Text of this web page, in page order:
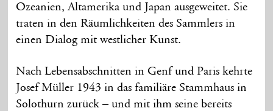
Ozeanien, Altamerika und Japan ausgeweitet. Sie
traten in den Räumlichkeiten des Sammlers in
einen Dialog mit westlicher Kunst.
Nach Lebensabschnitten in Genf und Paris kehrte
Josef Müller 1943 in das familiäre Stammhaus in
Solothurn zurück – und mit ihm seine bereits